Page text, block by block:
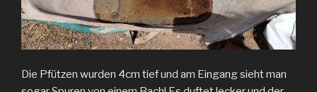
Die Pfützen wurden 4cm tief und am Eingang sieht man